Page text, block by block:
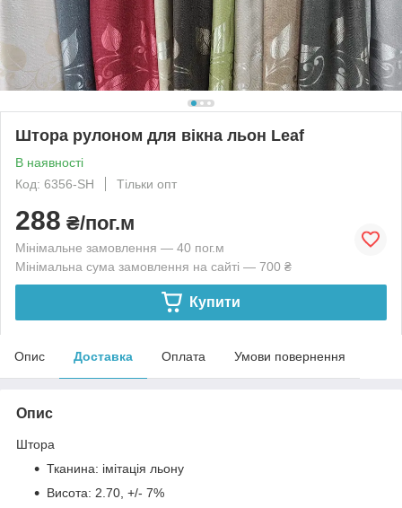
Штора рулоном для вікна льон Leaf
В наявності
Код: 6356-SH
Тільки опт
288 ₴/пог.м
Мінімальне замовлення — 40 пог.м
Мінімальна сума замовлення на сайті — 700 ₴
Купити
Опис Доставка Оплата Умови повернення
Опис
Штора
Тканина: імітація льону
Висота: 2.70, +/- 7%